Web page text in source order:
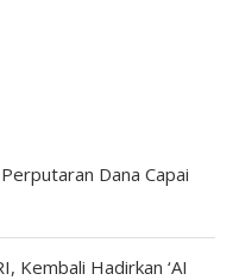
Dana Capai
Kembali Hadirkan ‘AI